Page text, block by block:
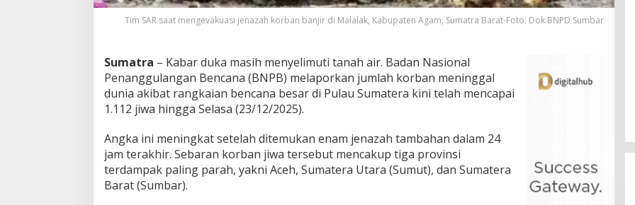
1
2
w
a
Tim SAR saat mengevakuasi jenazah korban banjir di Malalak, Kabupaten Agam, Sumatra Barat-Foto: Dok.BNPD Sumbar
Sumatra – Kabar duka masih menyelimuti tanah air. Badan Nasional
Penanggulangan Bencana (BNPB) melaporkan jumlah korban meninggal
dunia akibat rangkaian bencana besar di Pulau Sumatera kini telah mencapai
1.112 jiwa hingga Selasa (23/12/2025).
Angka ini meningkat setelah ditemukan enam jenazah tambahan dalam 24
jam terakhir. Sebaran korban jiwa tersebut mencakup tiga provinsi
terdampak paling parah, yakni Aceh, Sumatera Utara (Sumut), dan Sumatera
Barat (Sumbar).